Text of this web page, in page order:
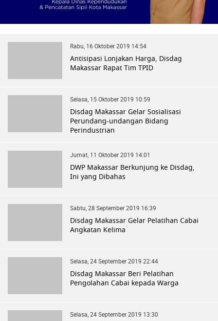
Rabu, 16 Oktober 2019 14:54
Antisipasi Lonjakan Harga, Disdag
Makassar Rapat Tim TPID
Selasa, 15 Oktober 2019 10:59
Disdag Makassar Gelar Sosialisasi
Perundang-undangan Bidang
Perindustrian
Jumat, 11 Oktober 2019 14:01
DWP Makassar Berkunjung ke Disdag,
Ini yang Dibahas
Sabtu, 28 September 2019 16:39
Disdag Makassar Gelar Pelatihan Cabai
Angkatan Kelima
Selasa, 24 September 2019 22:44
Disdag Makassar Beri Pelatihan
Pengolahan Cabai kepada Warga
Selasa, 24 September 2019 13:30